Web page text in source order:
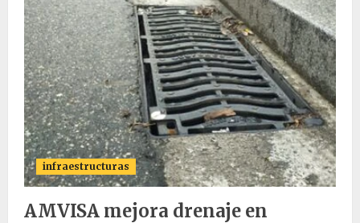
infraestructuras
AMVISA mejora drenaje en